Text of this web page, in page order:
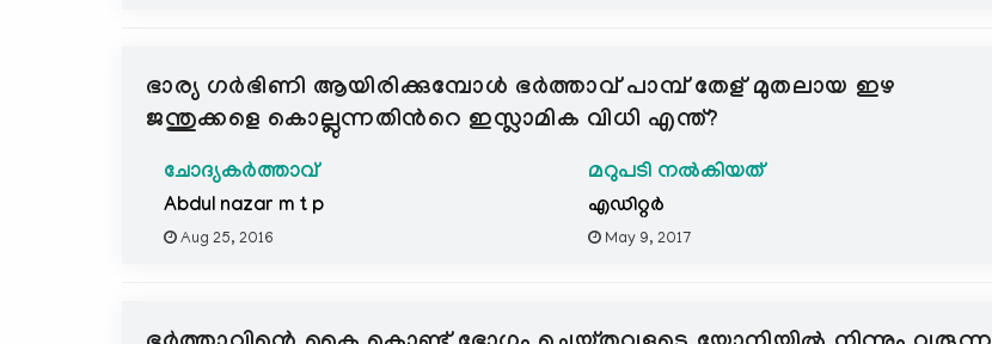
ഭാര്യ ഗര്‍ഭിണി ആയിരിക്കുമ്പോള്‍ ഭര്‍ത്താവ് പാമ്പ് തേള് മുതലായ ഇഴ
ജന്തുക്കളെ കൊല്ലുന്നതിന്‍റെ ഇസ്ലാമിക വിധി എന്ത്?
ചോദ്യകർത്താവ്
Abdul nazar m t p
Aug 25, 2016
മറുപടി നൽകിയത്
എഡിറ്റര്‍
May 9, 2017